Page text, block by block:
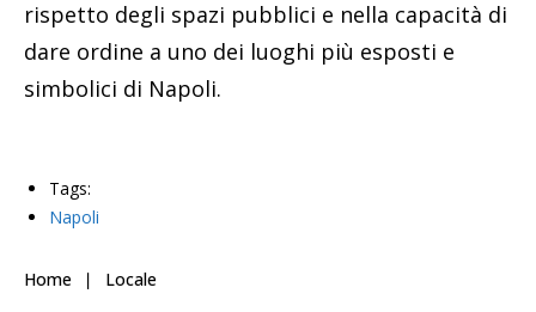
rispetto degli spazi pubblici e nella capacità di
dare ordine a uno dei luoghi più esposti e
simbolici di Napoli.
Tags:
Napoli
Home Locale